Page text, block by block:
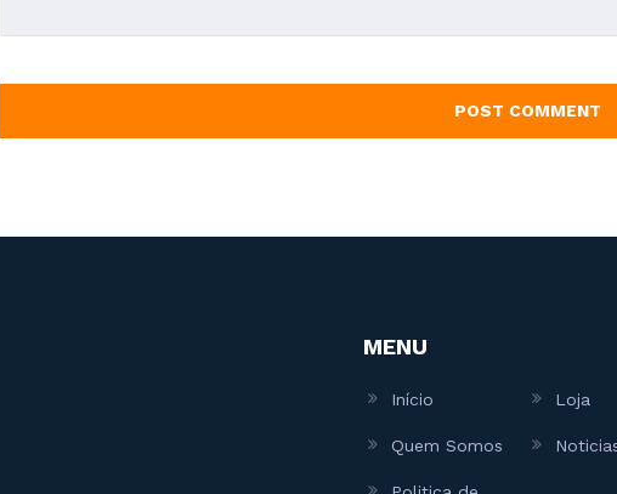
MENU
Início Loja
Quem Somos